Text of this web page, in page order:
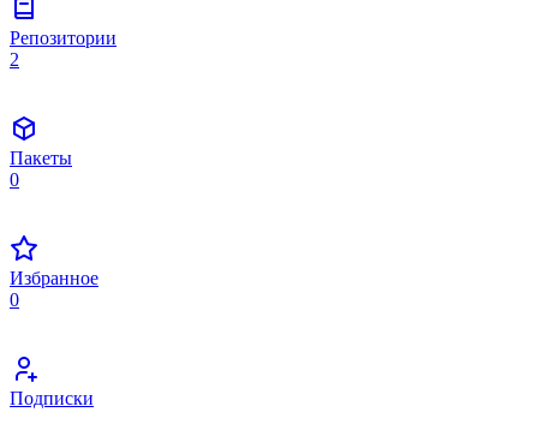
Репозитории
2
Пакеты
0
Избранное
0
Подписки